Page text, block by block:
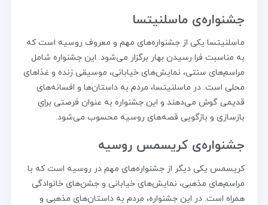
جشنواره‌ی ماسلنیتسا
ماسلنیتسا یکی از جشنواره‌های مهم و معروف روسیه است که
به مناسبت فرا رسیدن بهار برگزار می‌شود. این جشنواره شامل
مراسم‌های سنتی، نمایش‌های خیابانی، موسیقی زنده و غذاهای
محلی است. در ماسلنیتسا، مردم به داستان‌ها و افسانه‌های
قدیمی گوش می‌دهند و این جشنواره به عنوان فرصتی برای
بازسازی و بازگویی قصه‌های روسیه محسوب می‌شود.
جشنواره‌ی کریسمس روسیه
کریسمس یکی دیگر از جشنواره‌های مهم در روسیه است که با
مراسم‌های مذهبی، نمایش‌های خیابانی و جشن‌های خانوادگی
همراه است. در این جشنواره، مردم به داستان‌های مذهبی و